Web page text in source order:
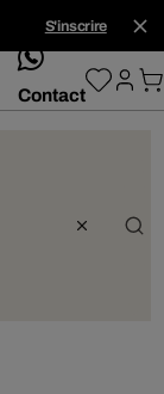
S'inscrire
whatsApp
Contact